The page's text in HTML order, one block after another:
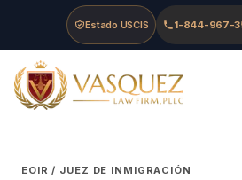
Skip to main content
Skip to navigation
Skip to footer
Estado USCIS 1-844-967-
Vasquez Law Firm - Home
EOIR / JUEZ DE INMIGRACIÓN